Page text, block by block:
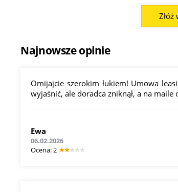
Złóż
Najnowsze opinie
Omijajcie szerokim łukiem! Umowa
wyjaśnić, ale doradca zniknął, a na
Ewa
06.02.2026
Оcena: 2